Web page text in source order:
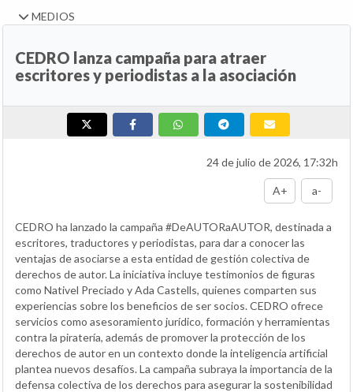
MEDIOS
CEDRO lanza campaña para atraer
escritores y periodistas a la asociación
24 de julio de 2026, 17:32h
A+ a-
CEDRO ha lanzado la campaña #DeAUTORaAUTOR, destinada a
escritores, traductores y periodistas, para dar a conocer las
ventajas de asociarse a esta entidad de gestión colectiva de
derechos de autor. La iniciativa incluye testimonios de figuras
como Nativel Preciado y Ada Castells, quienes comparten sus
experiencias sobre los beneficios de ser socios. CEDRO ofrece
servicios como asesoramiento jurídico, formación y herramientas
contra la piratería, además de promover la protección de los
derechos de autor en un contexto donde la inteligencia artificial
plantea nuevos desafíos. La campaña subraya la importancia de la
defensa colectiva de los derechos para asegurar la sostenibilidad